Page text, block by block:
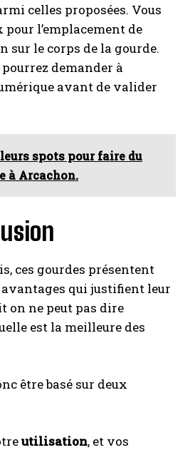
celles proposées. Vous
l’emplacement de
sur le corps de la gourde.
demander à
avant de valider
spots pour faire du
à Arcachon.
ces gourdes présentent
avantages qui justifient leur
on ne peut pas dire
est la meilleure des
être basé sur deux
utilisation, et vos